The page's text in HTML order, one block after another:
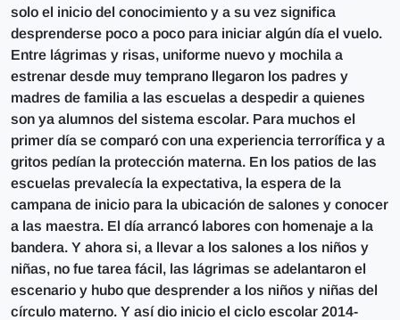
solo el inicio del conocimiento y a su vez significa
desprenderse poco a poco para iniciar algún día el vuelo.
Entre lágrimas y risas, uniforme nuevo y mochila a
estrenar desde muy temprano llegaron los padres y
madres de familia a las escuelas a despedir a quienes
son ya alumnos del sistema escolar. Para muchos el
primer día se comparó con una experiencia terrorífica y a
gritos pedían la protección materna. En los patios de las
escuelas prevalecía la expectativa, la espera de la
campana de inicio para la ubicación de salones y conocer
a las maestra. El día arrancó labores con homenaje a la
bandera. Y ahora si, a llevar a los salones a los niños y
niñas, no fue tarea fácil, las lágrimas se adelantaron el
escenario y hubo que desprender a los niños y niñas del
círculo materno. Y así dio inicio el ciclo escolar 2014-